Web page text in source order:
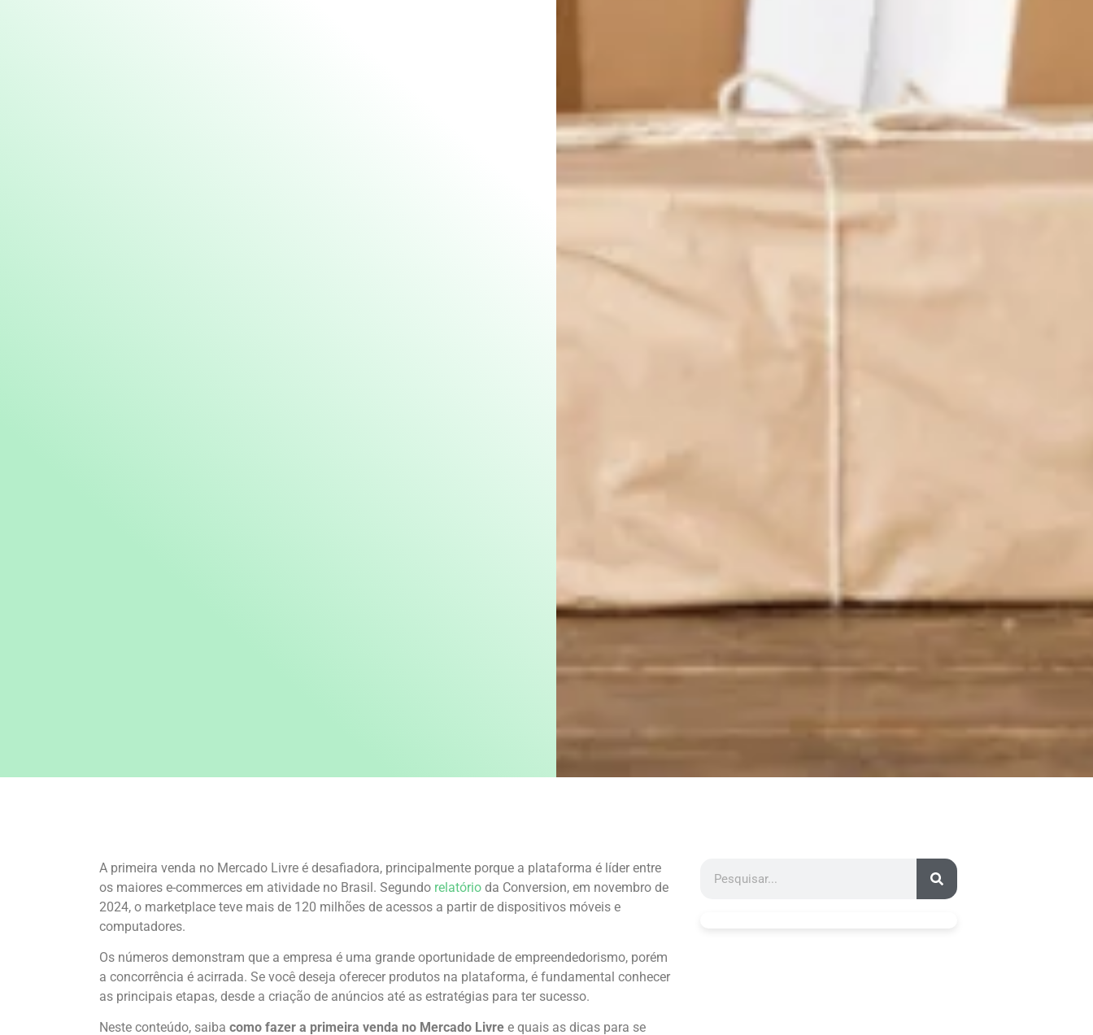
A primeira venda no Mercado Livre é desafiadora, principalmente porque a plataforma é líder entre
os maiores e-commerces em atividade no Brasil. Segundo relatório da Conversion, em novembro de
2024, o marketplace teve mais de 120 milhões de acessos a partir de dispositivos móveis e
computadores.
Os números demonstram que a empresa é uma grande oportunidade de empreendedorismo, porém
a concorrência é acirrada. Se você deseja oferecer produtos na plataforma, é fundamental conhecer
as principais etapas, desde a criação de anúncios até as estratégias para ter sucesso.
Neste conteúdo, saiba como fazer a primeira venda no Mercado Livre e quais as dicas para se